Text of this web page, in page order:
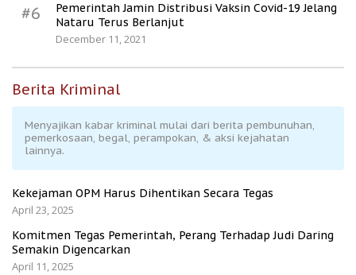
#6
Pemerintah Jamin Distribusi Vaksin Covid-19 Jelang
Nataru Terus Berlanjut
December 11, 2021
Berita Kriminal
Menyajikan kabar kriminal mulai dari berita pembunuhan,
pemerkosaan, begal, perampokan, & aksi kejahatan
lainnya.
Kekejaman OPM Harus Dihentikan Secara Tegas
April 23, 2025
Komitmen Tegas Pemerintah, Perang Terhadap Judi Daring
Semakin Digencarkan
April 11, 2025